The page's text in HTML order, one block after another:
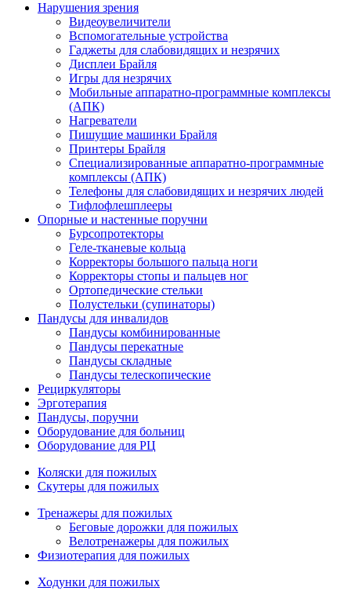
Нарушения зрения
Видеоувеличители
Вспомогательные устройства
Гаджеты для слабовидящих и незрячих
Дисплеи Брайля
Игры для незрячих
Мобильные аппаратно-программные комплексы
(АПК)
Нагреватели
Пишущие машинки Брайля
Принтеры Брайля
Специализированные аппаратно-программные
комплексы (АПК)
Телефоны для слабовидящих и незрячих людей
Тифлофлешплееры
Опорные и настенные поручни
Бурсопротекторы
Геле-тканевые кольца
Корректоры большого пальца ноги
Корректоры стопы и пальцев ног
Ортопедические стельки
Полустельки (супинаторы)
Пандусы для инвалидов
Пандусы комбинированные
Пандусы перекатные
Пандусы складные
Пандусы телескопические
Рециркуляторы
Эрготерапия
Пандусы, поручни
Оборудование для больниц
Оборудование для РЦ
Коляски для пожилых
Скутеры для пожилых
Тренажеры для пожилых
Беговые дорожки для пожилых
Велотренажеры для пожилых
Физиотерапия для пожилых
Ходунки для пожилых